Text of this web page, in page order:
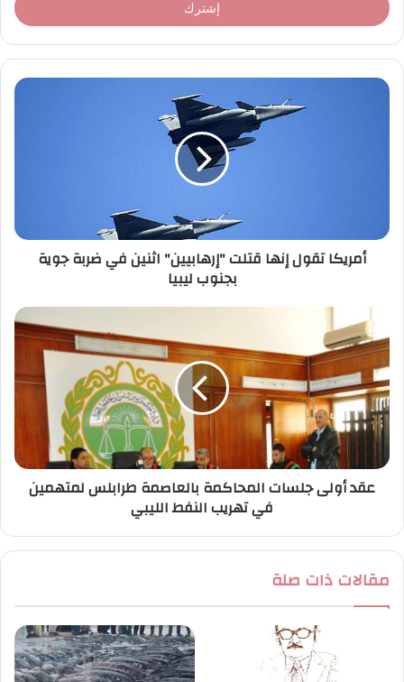
ل
ر
د
ر
أمريكا تقول إنها قتلت "إرهابيين" اثنين في ضربة جوية
بجنوب ليبيا
عقد أولى جلسات المحاكمة بالعاصمة طرابلس لمتهمين
في تهريب النفط الليبي
مقالات ذات صلة